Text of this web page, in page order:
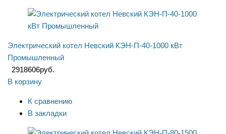
Электрический котел Невский КЭН-П-40-1000 кВт
Промышленный
2918606руб.
В корзину
К сравнению
В закладки